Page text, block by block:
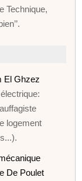
Technique,
El Ghzez
logement
De Poulet